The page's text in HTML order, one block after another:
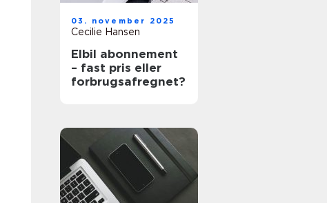
03. november 2025
Cecilie Hansen
Elbil abonnement
– fast pris eller
forbrugsafregnet?